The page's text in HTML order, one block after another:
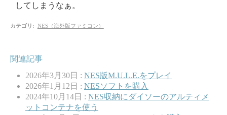
してしまうなぁ。
カテゴリ : NES（海外版ファミコン）
関連記事
2026年3月30日 : NES版M.U.L.E.をプレイ
2026年1月12日 : NESソフトを購入
2024年10月14日 : NES収納にダイソーのアルティメ
ットコンテナを使う